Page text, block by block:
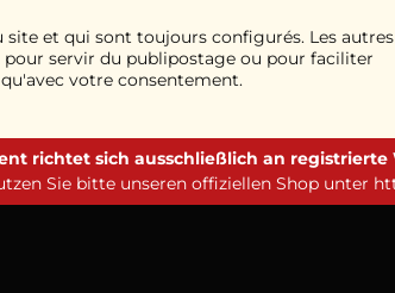
et qui sont toujours configurés. Les autres
servir du publipostage ou pour faciliter
votre consentement.
richtet sich ausschließlich an registrierte
Sie bitte unseren offiziellen Shop unter